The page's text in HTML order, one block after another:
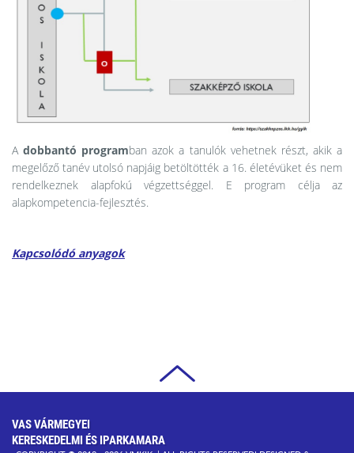
Adobbantó programban azok a tanulók vehetnek részt, akik a
megelőző tanév utolsó napjáig betöltötték a 16. életévüket és nem
rendelkeznek alapfokú végzettséggel. E program célja az
alapkompetencia-fejlesztés.
Kapcsolódó anyagok
VAS VÁRMEGYEI
KERESKEDELMI ÉS IPARKAMARA